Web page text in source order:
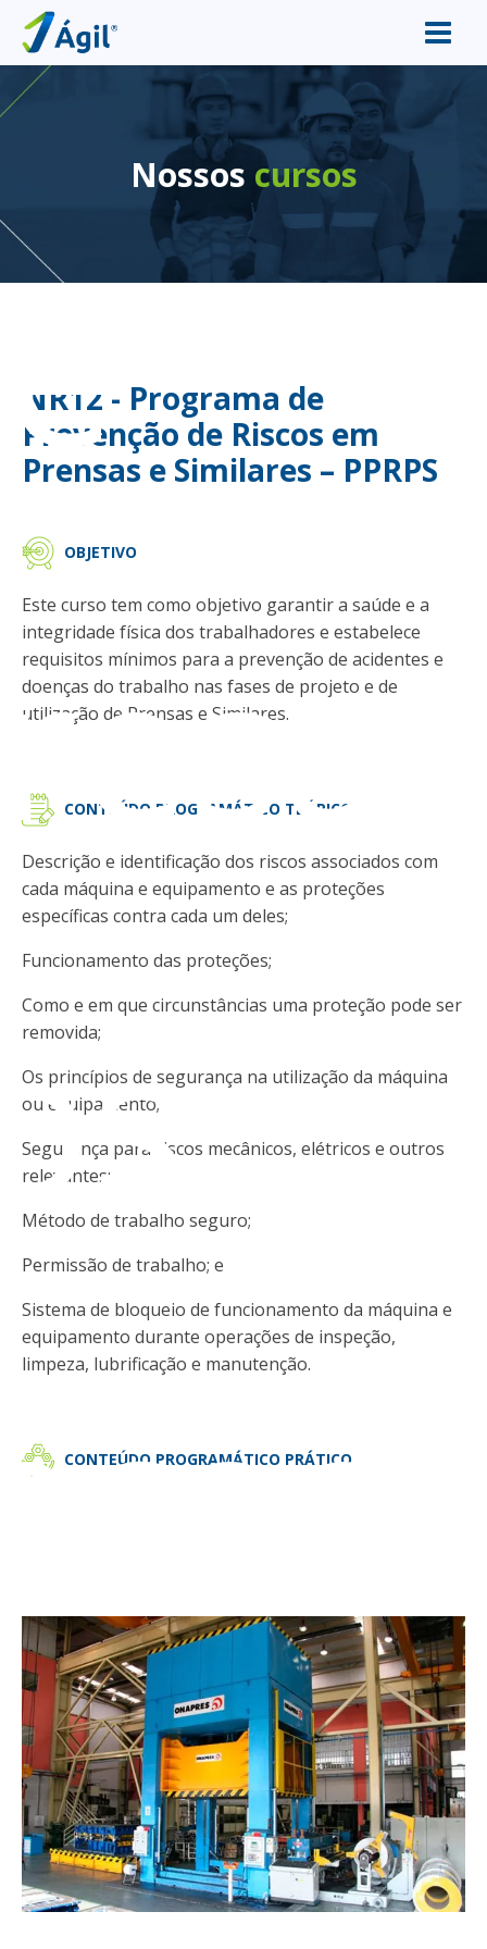
Nossos cursos
NR12 - Programa de
Prevenção de Riscos em
Prensas e Similares – PPRPS
OBJETIVO
Este curso tem como objetivo garantir a saúde e a
integridade física dos trabalhadores e estabelece
requisitos mínimos para a prevenção de acidentes e
doenças do trabalho nas fases de projeto e de
utilização de Prensas e Similares.
CONTEÚDO PROGRAMÁTICO TEÓRICO
Descrição e identificação dos riscos associados com
cada máquina e equipamento e as proteções
específicas contra cada um deles;
Funcionamento das proteções;
Como e em que circunstâncias uma proteção pode ser
removida;
Os princípios de segurança na utilização da máquina
ou equipamento;
Segurança para riscos mecânicos, elétricos e outros
relevantes;
Método de trabalho seguro;
Permissão de trabalho; e
Sistema de bloqueio de funcionamento da máquina e
equipamento durante operações de inspeção,
limpeza, lubrificação e manutenção.
CONTEÚDO PROGRAMÁTICO PRÁTICO